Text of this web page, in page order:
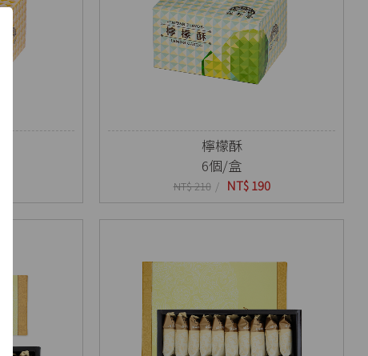
檸檬酥
6個/盒
NT$ 210 NT$ 190